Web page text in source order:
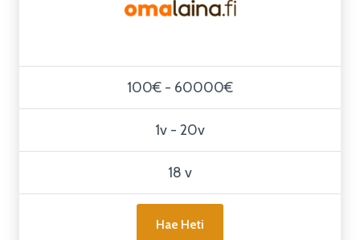
100€ - 60000€
1v - 20v
18 v
Hae Heti